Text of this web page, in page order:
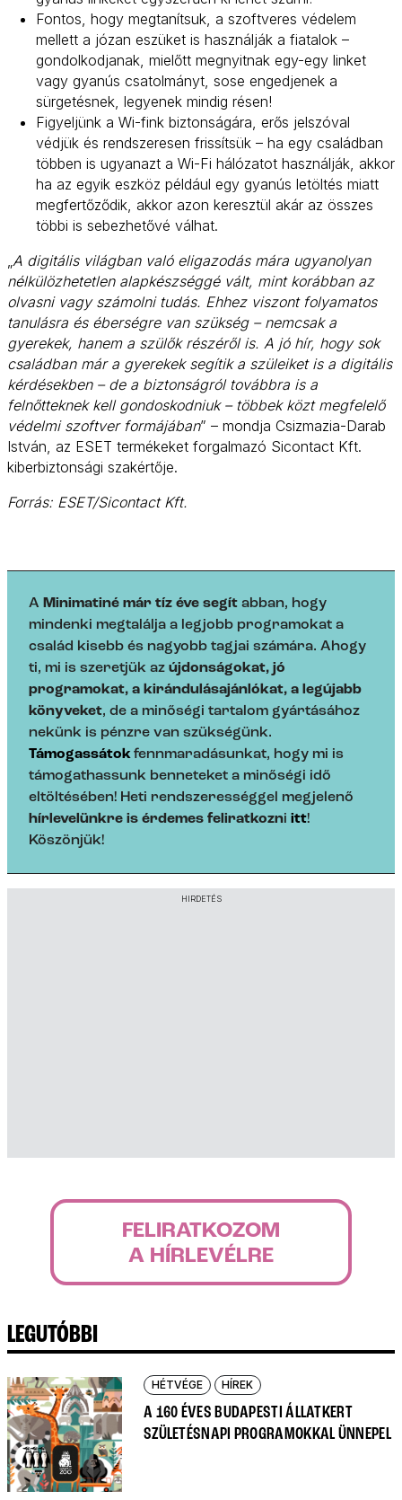
Fontos, hogy megtanítsuk, a szoftveres védelem
mellett a józan eszüket is használják a fiatalok –
gondolkodjanak, mielőtt megnyitnak egy-egy linket
vagy gyanús csatolmányt, sose engedjenek a
sürgetésnek, legyenek mindig résen!
Figyeljünk a Wi-fink biztonságára, erős jelszóval
védjük és rendszeresen frissítsük – ha egy családban
többen is ugyanazt a Wi-Fi hálózatot használják, akkor
ha az egyik eszköz például egy gyanús letöltés miatt
megfertőződik, akkor azon keresztül akár az összes
többi is sebezhetővé válhat.
„A digitális világban való eligazodás mára ugyanolyan
nélkülözhetetlen alapkészséggé vált, mint korábban az
olvasni vagy számolni tudás. Ehhez viszont folyamatos
tanulásra és éberségre van szükség – nemcsak a
gyerekek, hanem a szülők részéről is. A jó hír, hogy sok
családban már a gyerekek segítik a szüleiket is a digitális
kérdésekben – de a biztonságról továbbra is a
felnőtteknek kell gondoskodniuk – többek közt megfelelő
védelmi szoftver formájában” – mondja Csizmazia-Darab
István, az ESET termékeket forgalmazó Sicontact Kft.
kiberbiztonsági szakértője.
Forrás: ESET/Sicontact Kft.
A Minimatiné már tíz éve segít abban, hogy
mindenki megtalálja a legjobb programokat a
család kisebb és nagyobb tagjai számára. Ahogy
ti, mi is szeretjük az újdonságokat, jó
programokat, a kirándulásajánlókat, a legújabb
könyveket, de a minőségi tartalom gyártásához
nekünk is pénzre van szükségünk.
Támogassátokfennmaradásunkat, hogy mi is
támogathassunk benneteket a minőségi idő
eltöltésében! Heti rendszerességgel megjelenő
hírlevelünkre is érdemes feliratkozni itt!
Köszönjük!
HIRDETÉS
FELIRATKOZOM
A HÍRLEVÉLRE
LEGUTÓBBI
HÉTVÉGE HÍREK
A 160 ÉVES BUDAPESTI ÁLLATKERT
SZÜLETÉSNAPI PROGRAMOKKAL ÜNNEPEL